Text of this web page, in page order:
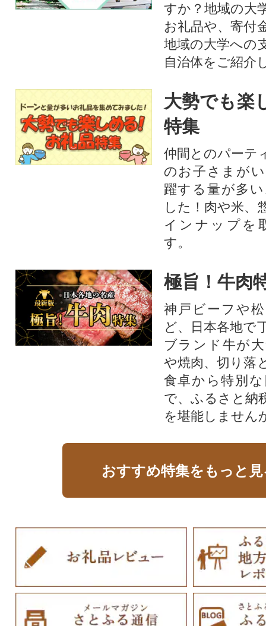
すか？地域の大
お礼品や、寄付
地域の大学への
自治体をご紹介
大勢でも楽
特集
仲間とのパーテ
のお子さまが
躍する量が多
した！肉や米、
インナップを
す。
極旨！牛肉
神戸ビーフや
ど、日本各地で
ブランド牛が
や焼肉、切り落
食卓から特別
で、ふるさと納
を堪能しません
おすすめ特集をもっと